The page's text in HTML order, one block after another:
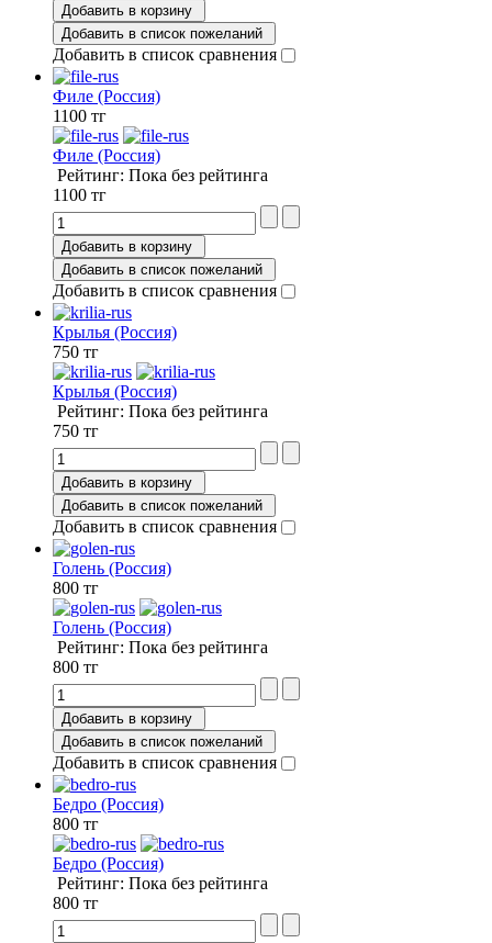
Добавить в корзину
Добавить в список пожеланий
Добавить в список сравнения
Филе (Россия)
1100 тг
Филе (Россия)
Рейтинг: Пока без рейтинга
1100 тг
Добавить в корзину
Добавить в список пожеланий
Добавить в список сравнения
Крылья (Россия)
750 тг
Крылья (Россия)
Рейтинг: Пока без рейтинга
750 тг
Добавить в корзину
Добавить в список пожеланий
Добавить в список сравнения
Голень (Россия)
800 тг
Голень (Россия)
Рейтинг: Пока без рейтинга
800 тг
Добавить в корзину
Добавить в список пожеланий
Добавить в список сравнения
Бедро (Россия)
800 тг
Бедро (Россия)
Рейтинг: Пока без рейтинга
800 тг